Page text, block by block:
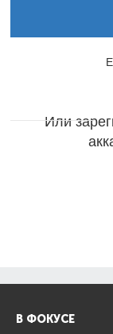
Или
В ФОКУСЕ